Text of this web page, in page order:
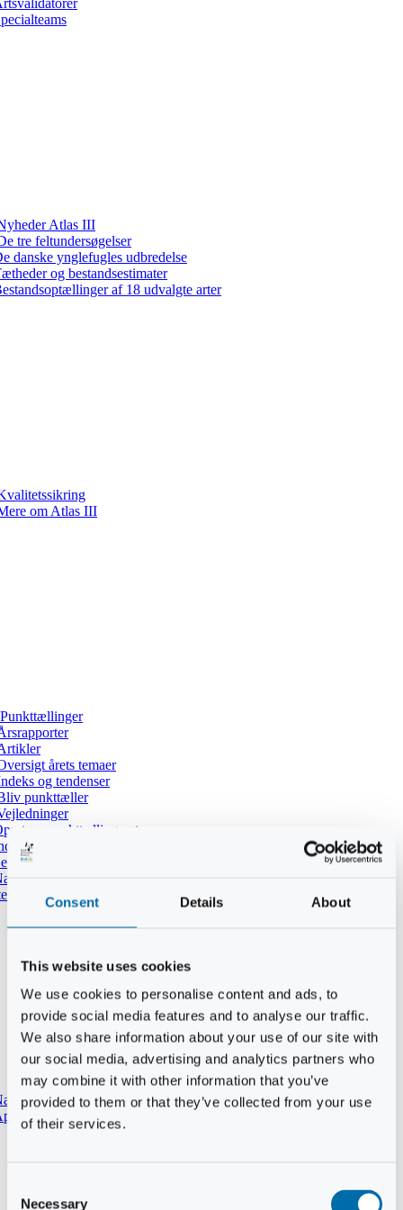
Consent Details About
This website uses cookies
We use cookies to personalise content and ads, to
provide social media features and to analyse our traffic.
We also share information about your use of our site with
our social media, advertising and analytics partners who
may combine it with other information that you’ve
provided to them or that they’ve collected from your use
of their services.
Necessary
Atlas III
tre feltundersøgelser
danske ynglefugles udbredelse
og bestandsestimater
af 18 udvalgte arter
om Atlas III
Punkttællinger
årets temaer
og tendenser
punkttæller
ny punkttællingsrute
udført tælling i DOFbasen
dine tidligere punkttællinger
i mørket
til punkttællinger